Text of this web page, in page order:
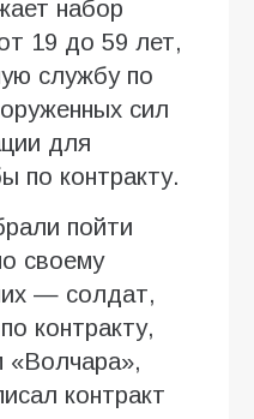
набор
19 до 59 лет,
службу по
сил
для
по контракту.
пойти
своему
— солдат,
контракту,
«Волчара»,
контракт